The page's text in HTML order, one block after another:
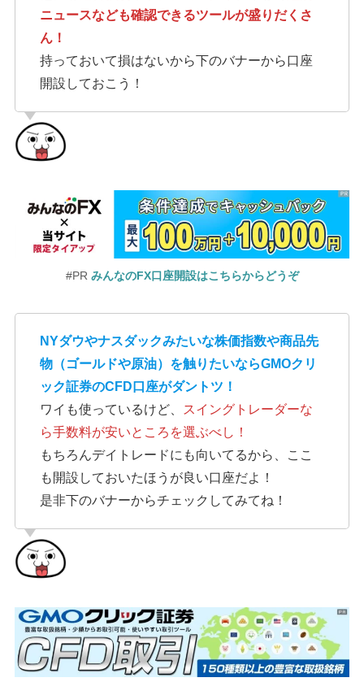
ニュースなども確認できるツールが盛りだくさ
ん！
持っておいて損はないから下のバナーから口座
開設しておこう！
#PR みんなのFX口座開設はこちらからどうぞ
NYダウやナスダックみたいな株価指数や商品先
物（ゴールドや原油）を触りたいならGMOクリ
ック証券のCFD口座がダントツ！
ワイも使っているけど、
スイングトレーダーな
ら手数料が安いところを選ぶべし！
もちろんデイトレードにも向いてるから、ここ
も開設しておいたほうが良い口座だよ！
是非下のバナーからチェックしてみてね！